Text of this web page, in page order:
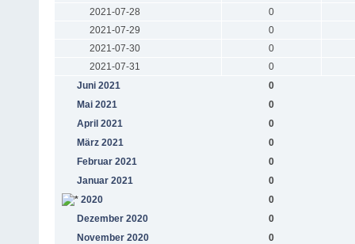
2021-07-28
0
2021-07-29
0
2021-07-30
0
2021-07-31
0
Juni 2021
0
Mai 2021
0
April 2021
0
März 2021
0
Februar 2021
0
Januar 2021
0
2020
0
Dezember 2020
0
November 2020
0